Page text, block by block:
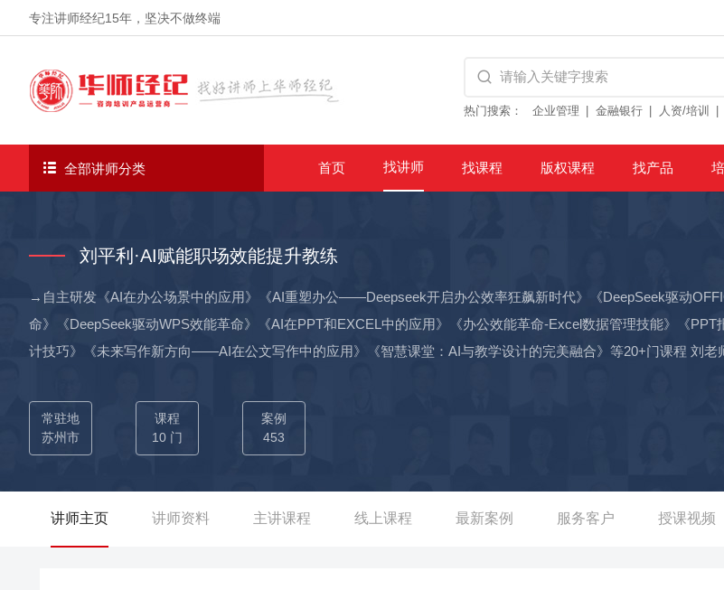
专注讲师经纪15年 ，坚决不做终端
热门搜索： 企业管理 金融银行 人资/培训
全部讲师分类 首页 找讲师 找课程 版权课程 找产品
刘平利·AI赋能职场效能提升教练
→自主研发《AI在办公场景中的应用》《AI重塑办公——Deepseek开启办公效率狂飙新时代》《DeepSeek驱动
命》《DeepSeek驱动WPS效能革命》《AI在PPT和EXCEL中的应用》《办公效能革命-Excel数据管理技能》《PPT
计技巧》《未来写作新方向——AI在公文写作中的应用》《智慧课堂：AI与教学设计的完美融合》等20+门课程 刘老师多年来一直
效训练助推员工成长。平均每年为上百家企业提供职场效能培训服务，行业覆盖银行、制造、科技、教育、服务、国
位等。曾被国家电网特邀为“兼职内训师大赛”PPT课件制作导师，先后为上海、江苏、湖北、广东、广西、云南、四
西、江西、河南、安徽等几十个城市进行轮训。
常驻地
苏州市
课程
10 门
案例
453
讲师主页 讲师资料 主讲课程 线上课程 最新案例 服务客户 授课视频